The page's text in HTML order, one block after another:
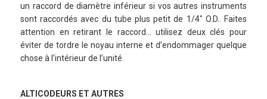
un raccord de diamètre inférieur si vos autres instruments
sont raccordés avec du tube plus petit de 1/4″ O.D.. Faites
attention en retirant le raccord… utilisez deux clés pour
éviter de tordre le noyau interne et d’endommager quelque
chose à l’intérieur de l’unité.
ALTICODEURS ET AUTRES